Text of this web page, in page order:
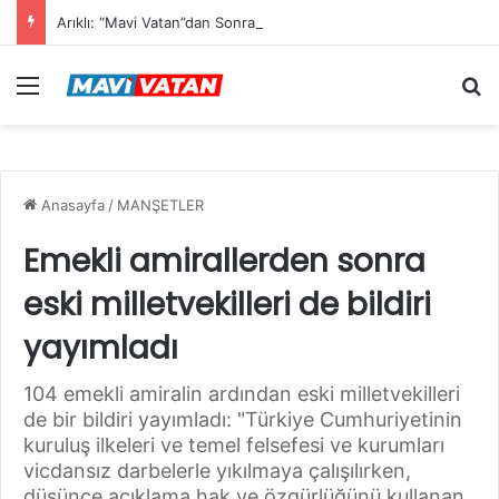
Arıklı: “Mavi Vatan”dan Sonra Hedef “Siber Vatan”
Menü
Anasayfa / MANŞETLER
Emekli amirallerden sonra
eski milletvekilleri de bildiri
yayımladı
104 emekli amiralin ardından eski milletvekilleri
de bir bildiri yayımladı: "Türkiye Cumhuriyetinin
kuruluş ilkeleri ve temel felsefesi ve kurumları
vicdansız darbelerle yıkılmaya çalışılırken,